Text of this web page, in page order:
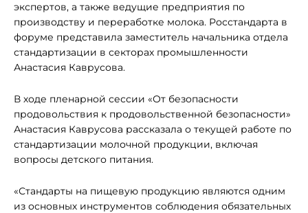
экспертов, а также ведущие предприятия по
производству и переработке молока. Росстандарта в
форуме представила заместитель начальника отдела
стандартизации в секторах промышленности
Анастасия Каврусова.
В ходе пленарной сессии «От безопасности
продовольствия к продовольственной безопасности»
Анастасия Каврусова рассказала о текущей работе по
стандартизации молочной продукции, включая
вопросы детского питания.
«Стандарты на пищевую продукцию являются одним
из основных инструментов соблюдения обязательных